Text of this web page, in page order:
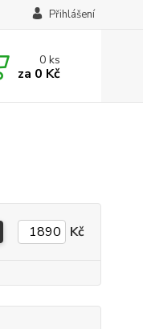
Přihlášení
0ks
za 0 Kč
Kč